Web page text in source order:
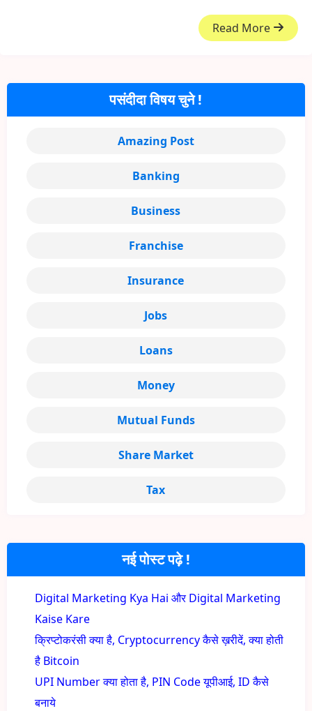
Read More
नई पोस्ट पढ़े !
Digital Marketing Kya Hai और Digital Marketing
Kaise Kare
क्रिप्टोकरंसी क्या है, Cryptocurrency कैसे ख़रीदें, क्या होती
है Bitcoin
UPI Number क्या होता है, PIN Code यूपीआई, ID कैसे
बनाये
पसंदीदा विषय चुने !
Amazing Post
Banking
Business
Franchise
Insurance
Jobs
Loans
Money
Mutual Funds
Share Market
Tax